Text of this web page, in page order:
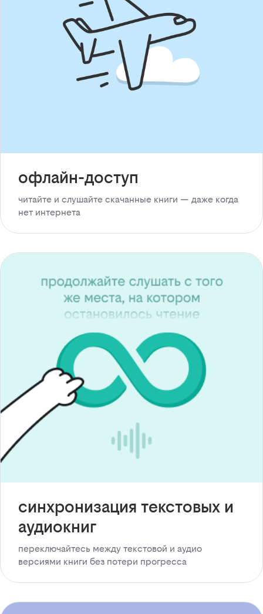
офлайн-доступ
читайте и слушайте скачанные книги — даже когда
нет интернета
синхронизация текстовых и
аудиокниг
переключайтесь между текстовой и аудио
версиями книги без потери прогресса